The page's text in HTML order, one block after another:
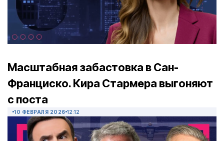
Масштабная забастовка в Сан-
Франциско. Кира Стармера выгоняют
с поста
10 ФЕВРАЛЯ 2026 12:12